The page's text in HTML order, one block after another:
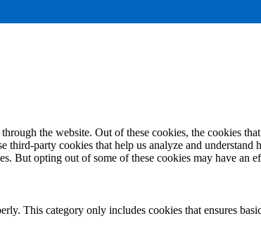
the website. Out of these cookies, the cookies
party cookies that help us analyze and
But opting out of some of these cookies may have an
This category only includes cookies that ensures